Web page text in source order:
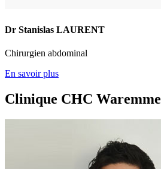
Dr Stanislas LAURENT
Chirurgien abdominal
En savoir plus
Clinique CHC Waremme